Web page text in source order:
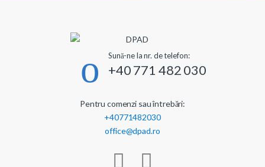
Sună-ne la nr. de telefon:
+40 771 482 030
Pentru comenzi sau întrebări:
+40771482030
office@dpad.ro